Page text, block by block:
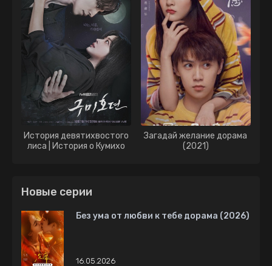
История девятихвостого
лиса | История о Кумихо
Загадай желание дорама
(2021)
Новые серии
Без ума от любви к тебе дорама (2026)
16.05.2026